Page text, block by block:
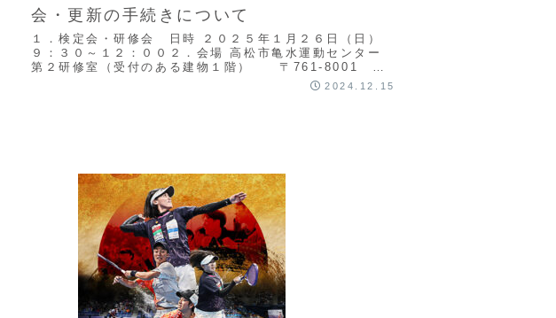
会・更新の手続きについて
１．検定会・研修会 日時 ２０２５年１月２６日（日）
９：３０～１２：００２．会場 高松市亀水運動センター
第２研修室（受付のある建物１階） 〒761-8001 高
2024.12.15